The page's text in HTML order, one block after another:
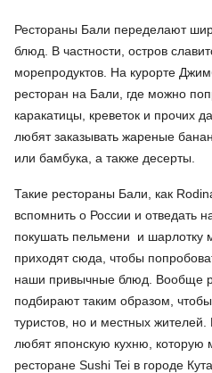
Рестораны Бали переделают
блюд. В частности, остров
морепродуктов. На курорте
ресторан на Бали, где можно
каракатицы, креветок и прочих
любят заказывать жареные
или бамбука, а также десерты.
Такие рестораны Бали, как
вспомнить о России и отведать
покушать пельмени и шарлотку
приходят сюда, чтобы
наши привычные блюд. Вообще
подбирают таким образом,
туристов, но и местных жителей.
любят японскую кухню, которую
ресторане Sushi Tei в городе